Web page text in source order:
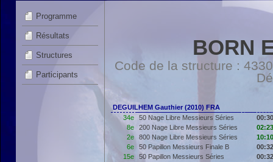
Programme
Résultats
Structures
Participants
BORN
Code de la structure :
DEGUILHEM Gauthier (2010) FRA
34e
50 Nage Libre Messieurs Séries
8e
200 Nage Libre Messieurs Séries
2e
800 Nage Libre Messieurs Séries
6e
50 Papillon Messieurs Finale B
15e
50 Papillon Messieurs Séries